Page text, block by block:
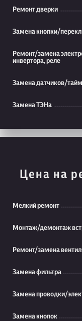
Ремонт дверки
Замена кнопки/
Ремонт/замена
инвертора, реле
Замена датчиков/
Замена ТЭНа
Цена на
Мелкий ремонт
Монтаж/демонтаж
Ремонт/замена
Замена фильтра
Замена проводки/
Замена кнопок